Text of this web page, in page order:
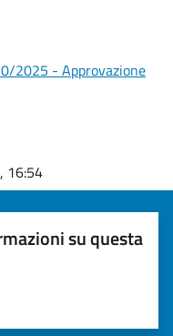
2025 - Approvazione
16:54
su questa
1 a 5 stelle)la chiarezza delle